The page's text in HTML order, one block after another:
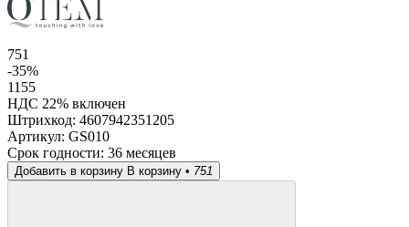
751
-35%
1155
НДС 22% включен
Штрихкод: 4607942351205
Артикул: GS010
Срок годности: 36 месяцев
Добавить в корзину В корзину • 751